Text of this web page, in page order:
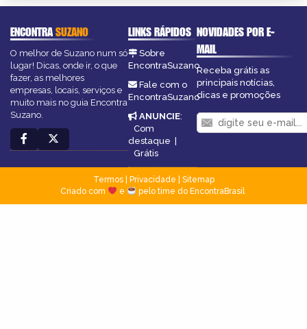
ENCONTRASUZANO
O melhor de Suzano num só
lugar! Dicas, onde ir, o que
fazer, as melhores
empresas, locais, serviços e
muito mais no guia Encontra
Suzano.
LINKS RÁPIDOS
Sobre
EncontraSuzano
Fale com o
EncontraSuzano
ANUNCIE:
Com
destaque |
Grátis
NOVIDADES POR E-
MAIL
Receba grátis as
principais notícias,
dicas e promoções
Termos| Privacidade
Sitemap
Criado com
e pelo time do EncontraBrasil